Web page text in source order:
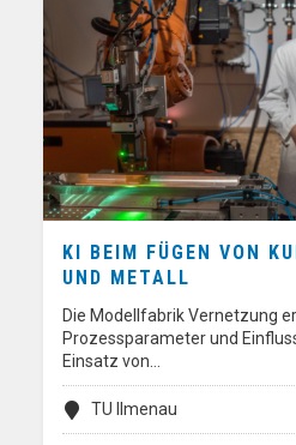
KI BEIM FÜGEN VON
UND METALL
Die Modellfabrik Vernetzung
Prozessparameter und
Einsatz von…
TU Ilmenau